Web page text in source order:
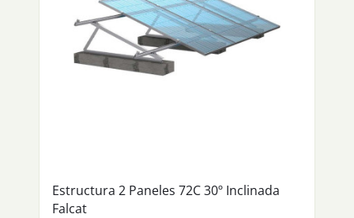
Estructura 2 Paneles 72C 30º Inclinada
Falcat